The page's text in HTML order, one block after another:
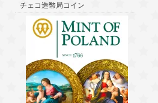
チェコ造幣局コイン